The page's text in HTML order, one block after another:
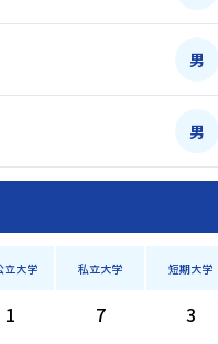
男
男
立大学 私立大学 短期大学
1 7 3